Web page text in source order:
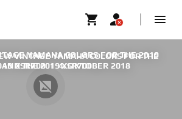
VINTAGE YAMAHA COLORS FOR THE
THE 2019 XSR700
YAMAHA COLORS FOR THE 2019
XSR700 | 4. OKTOBER 2018